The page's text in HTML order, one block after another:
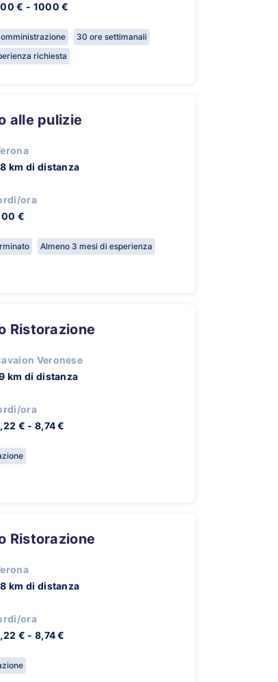
€ - 1000 €
30 ore settimanali
richiesta
alle pulizie
km di distanza
ora
€
Almeno 3 mesi di esperienza
Ristorazione
Veronese
km di distanza
ora
€ - 8,74 €
Ristorazione
km di distanza
ora
€ - 8,74 €